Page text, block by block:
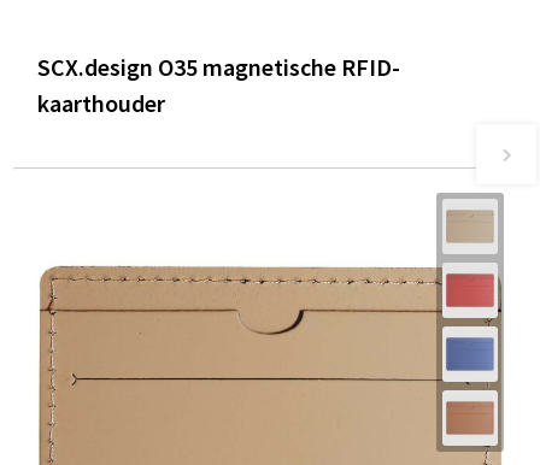
SCX.design O35 magnetische RFID-
kaarthouder